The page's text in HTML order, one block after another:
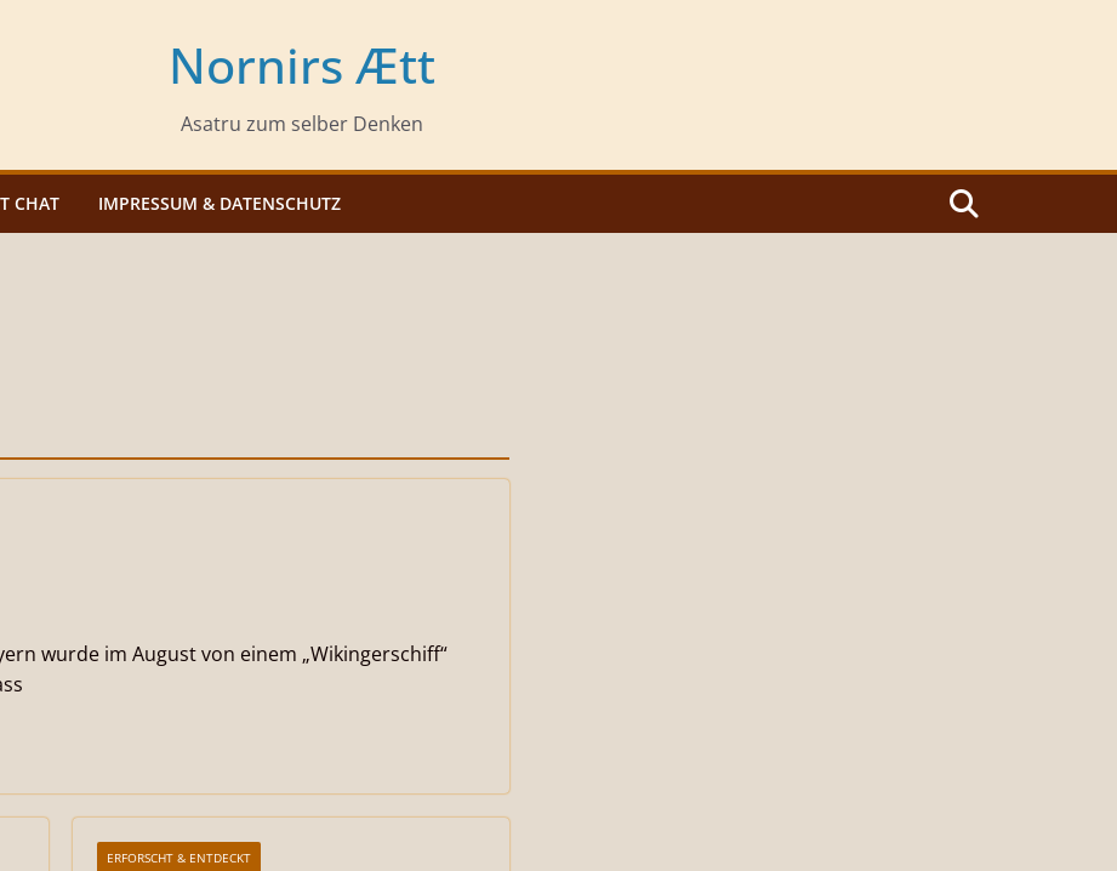
Nornirs Ætt
Asatru zum selber Denken
CHAT IMPRESSUM & DATENSCHUTZ
wurde im August von einem „Wikingerschiff“
ERFORSCHT & ENTDECKT